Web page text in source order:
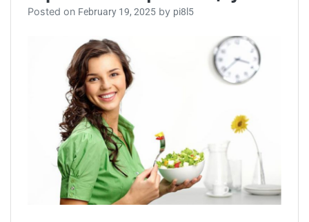
Posted on February 19, 2025 by pi8l5